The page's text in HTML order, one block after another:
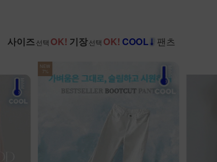
사이즈 선택 OK! 기장선택 OK! COOL 팬츠